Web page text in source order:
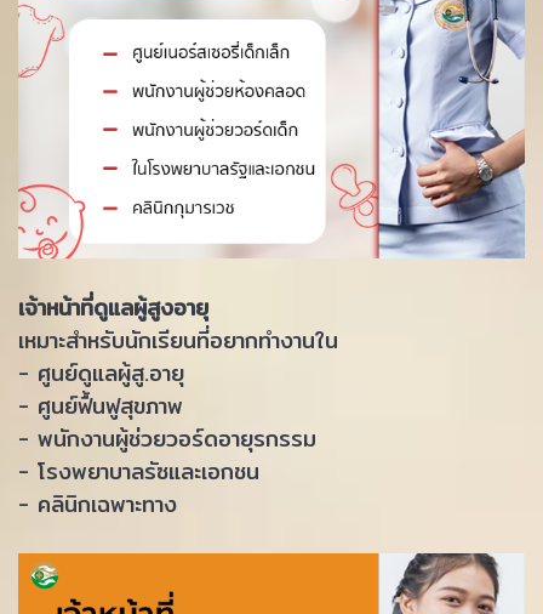
เจ้าหน้าที่ดูแลผู้สูงอายุ
เหมาะสำหรับนักเรียนที่อยากทำงานใน
- ศูนย์ดูแลผู้สู.อายุ
- ศูนย์ฟื้นฟูสุขภาพ
- พนักงานผู้ช่วยวอร์ดอายุรกรรม
- โรงพยาบาลรัซและเอกชน
- คลินิกเฉพาะทาง